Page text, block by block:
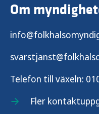
Om
Telefon till växeln:
Fler